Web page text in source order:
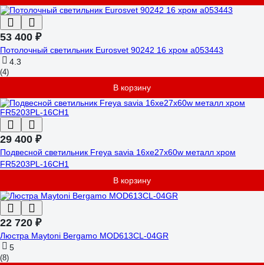
53 400 ₽
Потолочный светильник Eurosvet 90242 16 хром a053443
4.3
(4)
В корзину
29 400 ₽
Подвесной светильник Freya savia 16хe27x60w металл хром
FR5203PL-16CH1
В корзину
22 720 ₽
Люстра Maytoni Bergamo MOD613CL-04GR
5
(8)